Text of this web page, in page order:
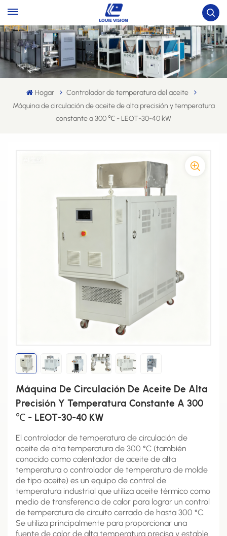
Hogar
Controlador de temperatura del aceite
Máquina de circulación de aceite de alta precisión y temperatura
constante a 300 ℃ - LEOT-30-40 kW
Máquina De Circulación De Aceite De Alta
Precisión Y Temperatura Constante A 300
℃ - LEOT-30-40 KW
El controlador de temperatura de circulación de
aceite de alta temperatura de 300 °C (también
conocido como calentador de aceite de alta
temperatura o controlador de temperatura de molde
de tipo aceite) es un equipo de control de
temperatura industrial que utiliza aceite térmico como
medio de transferencia de calor para lograr un control
de temperatura de circuito cerrado de hasta 300 °C.
Se utiliza principalmente para proporcionar una
fuente de calor de alta temperatura precisa y estable